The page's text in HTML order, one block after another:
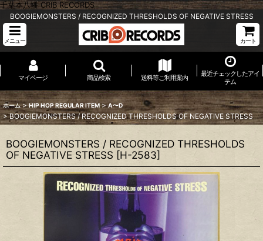
千葉本八幡 CRIB RECORDS
BOOGIEMONSTERS / RECOGNIZED THRESHOLDS OF NEGATIVE STRESS
メニュー カート
マイページ 商品検索 送料等ご利用案内
最近チェックしたアイ
テム
ホーム > HIP HOP REGULAR ITEM > A〜D
> BOOGIEMONSTERS / RECOGNIZED THRESHOLDS OF NEGATIVE STRESS
BOOGIEMONSTERS / RECOGNIZED THRESHOLDS
OF NEGATIVE STRESS [H-2583]